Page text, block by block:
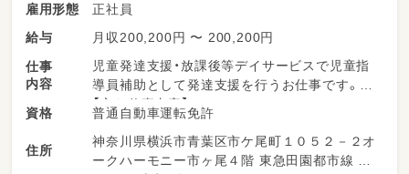
雇用形態
正社員
給与
月収200,200円 〜 200,200円
仕事
内容
児童発達支援・放課後等デイサービスで児童指
導員補助として発達支援を行うお仕事です。
【主な仕事内容】
グループ・個別支援などの療育全般業務
プログラム作成／食事介助／送迎・添乗業務／
連絡帳の記入／施設内の掃除 など
資格 普通自動車運転免許
住所
神奈川県横浜市青葉区市ケ尾町１０５２－２オ
ークハーモニー市ヶ尾４階 東急田園都市線 市